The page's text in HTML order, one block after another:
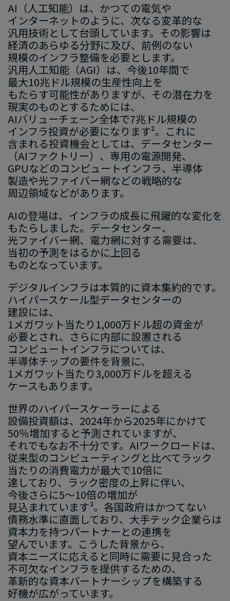
AI​（人工知能）は、​かつての​電気や​
インターネットの​ように、​次なる​変革的な​
汎用技術と​して​台頭しています。​その​影響は​
経済の​あらゆる​分野に​及び、​前例の​ない​
規模の​インフラ整備を​必要とします。​
汎用人工知能​（AGI）は、​今後​10年間で​
最大10兆ドル規模の​生産性向上を​
もたらす可能性が​ありますが、​その​潜在力を​
現実の​ものとする​ためには、​
AIバリューチェーン全体で​7兆ドル規模の​
インフラ投資が​必要に​なります²。​これに​
含まれる​投資機会と​しては、​データセンター​
（AIファクトリー）、​専用の​電源開発、​
GPUなどの​コンピュートインフラ、​半導体​
製造や​光ファイバー網などの​戦略的な​
周辺領域などが​あります。
AIの​登場は、​インフラの​成長に​飛躍的な​変化を​
もたらしました。​データセンター、​
光ファイバー網、​電力網に​対する​需要は、​
当初の​予測を​はるかに​上回る​
ものとなっています。
デジタルインフラは​本質的に​資本集約的です。​
ハイパースケール型データセンターの​
建設には、​
1メガワット当たり1,000万ドル超の​資金が​
必要と​され、​さらに​内部に​設置される​
コンピュートインフラに​ついては、​
半導体チップの​要件を​背景に、​
1メガワット当たり3,000万ドルを​超える​
ケースも​あります。
世界の​ハイパースケーラーに​よる​
設備投資額は、​2024年から​2025年に​かけて​
50％増加すると​予測されていますが、​
それでもな​お不十分です。​AIワークロードは、​
従来型の​コンピューティングと​比べて​ラック​
当たりの​消費電力が​最大で​10倍に​
達しており、​ラック密度の​上昇に​伴い、​
今後さらに​5〜10倍の​増加が​
見込まれています³。​各国政府は​かつてない​
債務水準に​直面しており、​大手テック企業らは​
資本力を​持つパートナーとの​連携を​
望んでいます。​こうした​背景から、​
資本ニーズに​応えると​同時に​需要に​見合った​
不可欠な​インフラを​提供する​ための、​
革新的な​資本パートナーシップを​構築する​
好機が​広がっています。